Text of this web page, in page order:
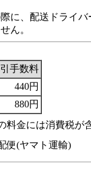
に、配送ドライバ
ん。
手数料
440円
880円
料金には消費税が
便(ヤマト運輸)